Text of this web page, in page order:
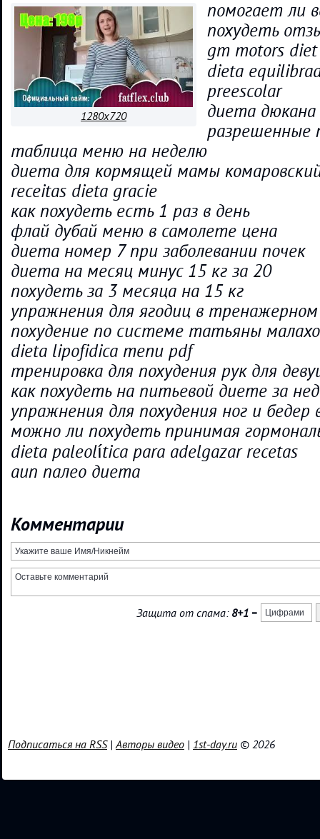
1280x720
помогает ли
похудеть
gm motors
dieta
preescolar
диета
разрешенные
таблица меню на неделю
диета для кормящей мамы
receitas dieta gracie
как похудеть есть 1 раз в день
флай дубай меню в самолете цена
диета номер 7 при заболевании почек
диета на месяц минус 15 кг за 20
похудеть за 3 месяца на 15 кг
упражнения для ягодиц в
похудение по системе татьяны
dieta lipofidica menu pdf
тренировка для похудения рук для
как похудеть на питьевой диете за
упражнения для похудения ног и
можно ли похудеть принимая
dieta paleolítica para adelgazar recetas
аип палео диета
Комментарии
Защита от спама: 8+1 =
Подписаться на RSS|Авторы видео | 1st-day.ru © 2026